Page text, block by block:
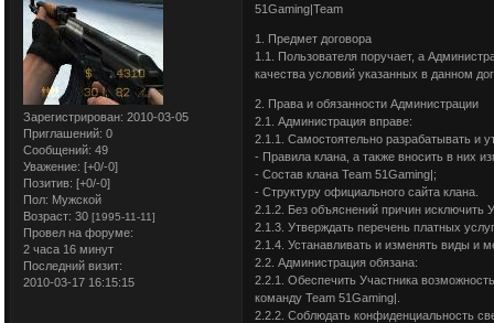
Зарегистрирован: 2010-03-05
Приглашений: 0
Сообщений: 49
Уважение: [+0/-0]
Позитив: [+0/-0]
Пол: Мужской
Возраст: 30 [1995-11-11]
Провел на форуме:
2 часа 16 минут
Последний визит:
2010-03-17 16:15:15
51Gaming|Team
1. Предмет договора
1.1. Пользователя поручает, а
качества условий указанных в данном
2. Права и обязанности Администрации
2.1. Администрация вправе:
2.1.1. Самостоятельно разрабатывать и
- Правила клана, а также вносить в них
- Состав клана Team 51Gaming|;
- Структуру официального сайта клана.
2.1.2. Без объяснений причин исключить
2.1.3. Утверждать перечень платных
2.1.4. Устанавливать и изменять виды и
2.2. Администрация обязана:
2.2.1. Обеспечить Участника
команду Team 51Gaming|.
2.2.2. Соблюдать конфиденциальность